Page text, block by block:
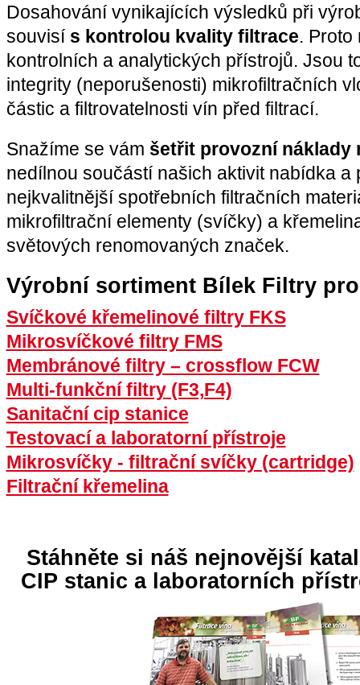
Dosahování vynikajících výsledků při
souvisí s kontrolou kvality filtrace. Proto
kontrolních a analytických přístrojů. Jsou
integrity (neporušenosti) mikrofiltračních
částic a filtrovatelnosti vín před filtrací.
Snažíme se vám šetřit provozní náklady
nedílnou součástí našich aktivit nabídka a
nejkvalitnější spotřebních filtračních
mikrofiltrační elementy (svíčky) a
světových renomovaných značek.
Výrobní sortiment Bílek Filtry
Svíčkové křemelinové filtry FKS
Mikrosvíčkové filtry FMS
Membránové filtry – crossflow FCW
Multi-funkční filtry(F3,F4)
Sanitační cip stanice
Testovací a laboratorní přístroje
Mikrosvíčky - filtrační svíčky (cartridge)
Filtrační křemelina
Stáhněte si náš nejnovější
CIP stanic a laboratorních